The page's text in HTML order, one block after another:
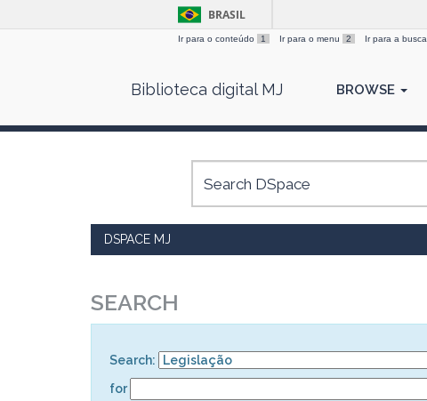
BRASIL
Ir para o conteúdo 1 Ir para o menu 2 Ir para a busca
Biblioteca digital MJ BROWSE
DSPACE MJ
SEARCH
Search:
for